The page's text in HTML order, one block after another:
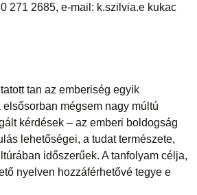
271 2685, e-mail: k.szilvia.e kukac
tan az emberiség egyik
mégsem nagy múltú
kérdések – az emberi boldogság
lehetőségei, a tudat természete,
időszerűek. A tanfolyam célja,
nyelven hozzáférhetővé tegye e